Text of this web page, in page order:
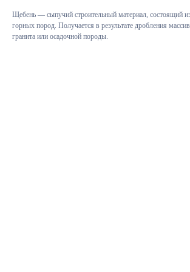
Щебень — сыпучий строительный материал, состоящий
горных пород. Получается в результате дробления
гранита или осадочной породы.